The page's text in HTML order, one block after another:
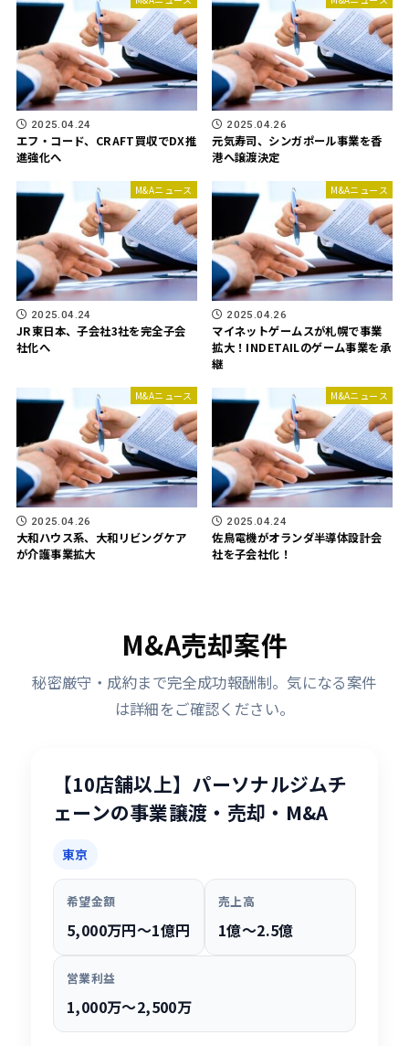
2025.04.24
エフ・コード、CRAFT買収でDX推
進強化へ
2025.04.26
元気寿司、シンガポール事業を香
港へ譲渡決定
M&Aニュース
2025.04.24
JR東日本、子会社3社を完全子会
社化へ
M&Aニュース
2025.04.26
マイネットゲームスが札幌で事業
拡大！INDETAILのゲーム事業を承
継
M&Aニュース
2025.04.26
大和ハウス系、大和リビングケア
が介護事業拡大
M&Aニュース
2025.04.24
佐鳥電機がオランダ半導体設計会
社を子会社化！
M&A売却案件
秘密厳守・成約まで完全成功報酬制。気になる案件
は詳細をご確認ください。
【10店舗以上】パーソナルジムチ
ェーンの事業譲渡・売却・M&A
東京
希望金額
5,000万円〜1億円
売上高
1億〜2.5億
営業利益
1,000万〜2,500万